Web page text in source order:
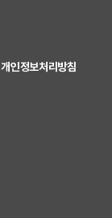
개인정보처리방침